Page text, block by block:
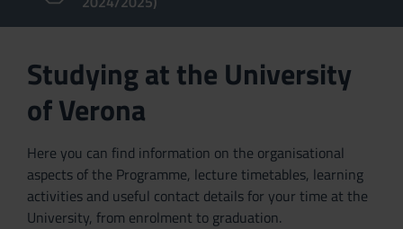
Studying at the University
of Verona
Here you can find information on the organisational
aspects of the Programme, lecture timetables, learning
activities and useful contact details for your time at the
University, from enrolment to graduation.